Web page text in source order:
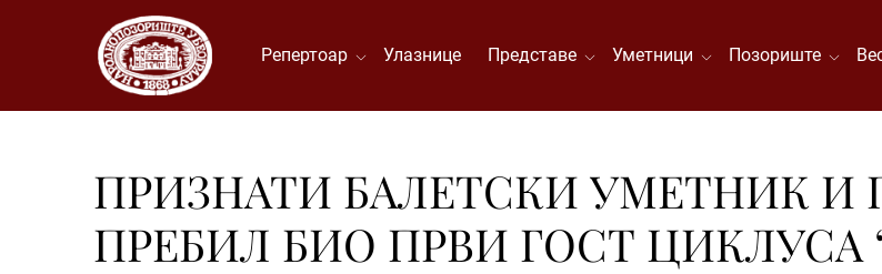
Репертоар Улазнице Представе Уметници Позориште
ПРИЗНАТИ БАЛЕТСКИ УМЕТНИК И
ПРЕБИЛ БИО ПРВИ ГОСТ ЦИКЛУСА